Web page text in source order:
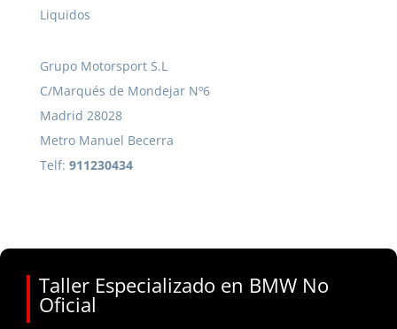
Liquidos
Grupo Motorsport S.L
C/Marqués de Mondejar Nº6
Madrid 28028
Metro Manuel Becerra
Telf: 911230434
Taller Especializado en BMW No
Oficial